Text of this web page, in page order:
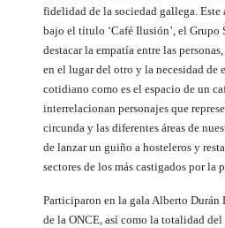
fidelidad de la sociedad gallega. Este
bajo el título ‘Café Ilusión’, el Grupo
destacar la empatía entre las
en el lugar del otro y la necesidad de
cotidiano como es el espacio de un
interrelacionan personajes que
circunda y las diferentes áreas de
de lanzar un guiño a hosteleros y
sectores de los más castigados por la
Participaron en la gala Alberto Durán
de la ONCE, así como la totalidad